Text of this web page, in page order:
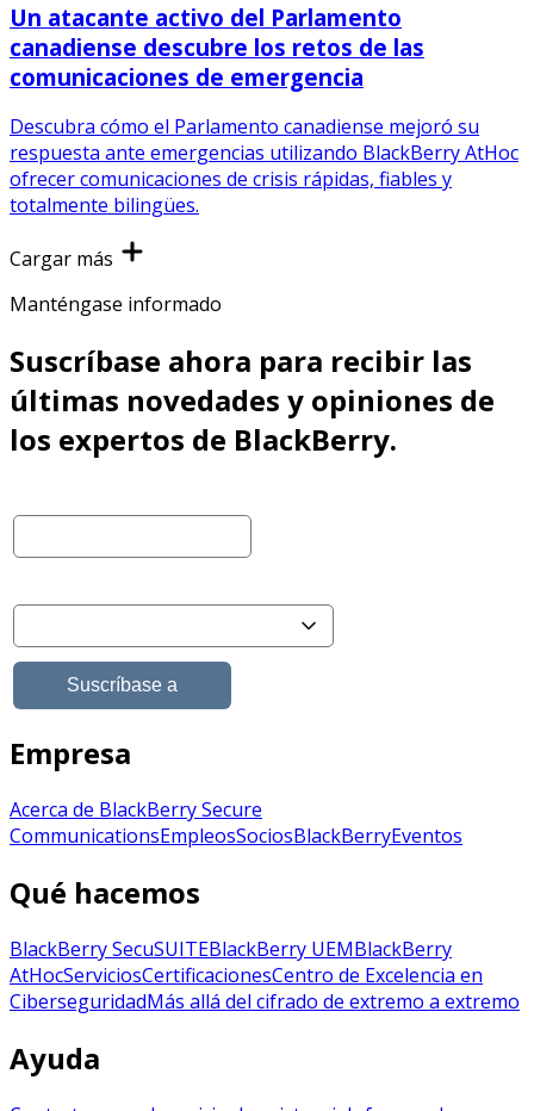
Un atacante activo del Parlamento
canadiense descubre los retos de las
comunicaciones de emergencia
Descubra cómo el Parlamento canadiense mejoró su
respuesta ante emergencias utilizando BlackBerry AtHoc
ofrecer comunicaciones de crisis rápidas, fiables y
totalmente bilingües.
Cargar más
Manténgase informado
Suscríbase ahora para recibir las
últimas novedades y opiniones de
los expertos de BlackBerry.
Empresa
Acerca de BlackBerry Secure
CommunicationsEmpleosSociosBlackBerryEventos
Qué hacemos
BlackBerry SecuSUITEBlackBerry UEMBlackBerry
AtHocServiciosCertificacionesCentro de Excelencia en
CiberseguridadMás allá del cifrado de extremo a extremo
Ayuda